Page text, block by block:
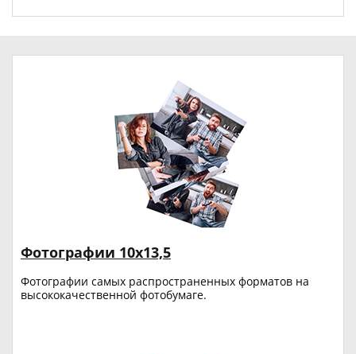
Фотографии 10х13,5
Фотографии самых распространенных форматов на
высококачественной фотобумаге.